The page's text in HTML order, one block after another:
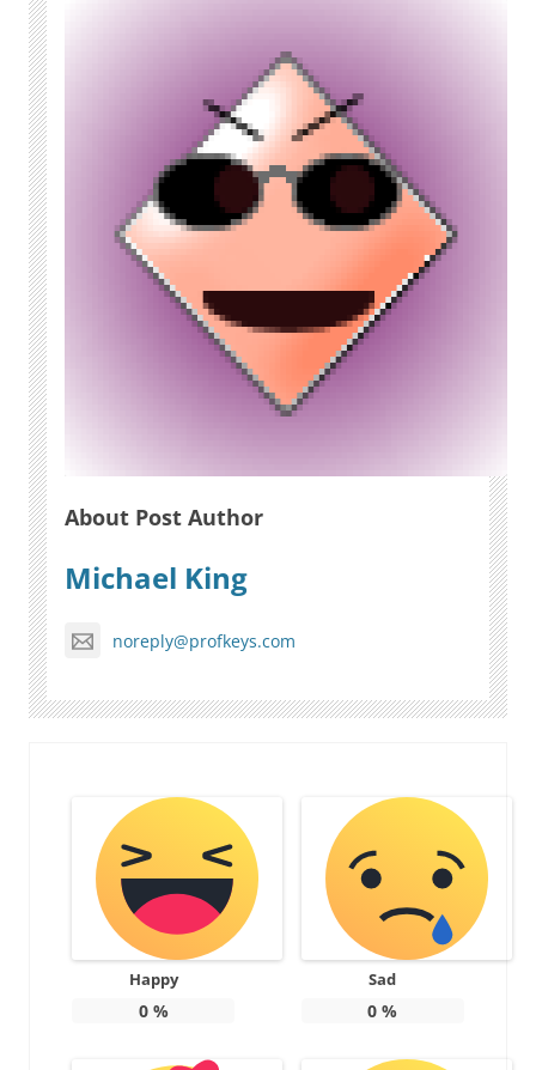
About Post Author
Michael King
noreply@profkeys.com
Happy
0%
Sad
0 %